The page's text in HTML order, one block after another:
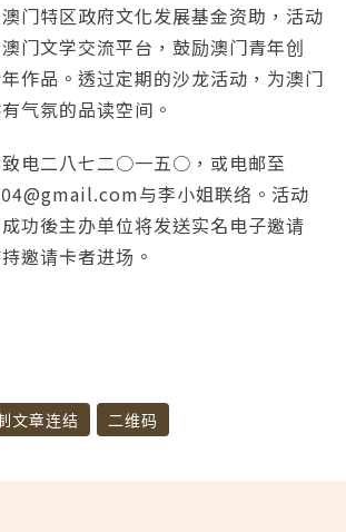
门特区政府文化发展基金资助，活动
门文学交流平台，鼓励澳门青年创
作品。透过定期的沙龙活动，为澳门
气氛的品读空间。
电二八七二○一五○，或电邮至
与李小姐联络。活动
功後主办单位将发送实名电子邀请
邀请卡者进场。
文章连结 二维码